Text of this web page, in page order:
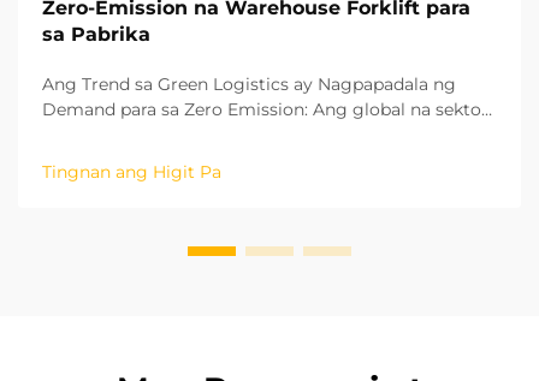
Zero-Emission na Warehouse Forklift para
sa Pabrika
Ang Trend sa Green Logistics ay Nagpapadala ng
Demand para sa Zero Emission: Ang global na sektor
patungo sa isang berdeng modelo ng pag-unlad at
mababang carbon. Ang natitirang mga proseso sa
Tingnan ang Higit Pa